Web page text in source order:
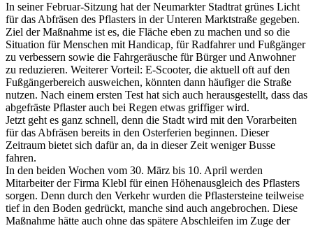
In seiner Februar-Sitzung hat der Neumarkter Stadtrat grünes Licht
für das Abfräsen des Pflasters in der Unteren Marktstraße gegeben.
Ziel der Maßnahme ist es, die Fläche eben zu machen und so die
Situation für Menschen mit Handicap, für Radfahrer und Fußgänger
zu verbessern sowie die Fahrgeräusche für Bürger und Anwohner
zu reduzieren. Weiterer Vorteil: E-Scooter, die aktuell oft auf den
Fußgängerbereich ausweichen, könnten dann häufiger die Straße
nutzen. Nach einem ersten Test hat sich auch herausgestellt, dass das
abgefräste Pflaster auch bei Regen etwas griffiger wird.
Jetzt geht es ganz schnell, denn die Stadt wird mit den Vorarbeiten
für das Abfräsen bereits in den Osterferien beginnen. Dieser
Zeitraum bietet sich dafür an, da in dieser Zeit weniger Busse
fahren.
In den beiden Wochen vom 30. März bis 10. April werden
Mitarbeiter der Firma Klebl für einen Höhenausgleich des Pflasters
sorgen. Denn durch den Verkehr wurden die Pflastersteine teilweise
tief in den Boden gedrückt, manche sind auch angebrochen. Diese
Maßnahme hätte auch ohne das spätere Abschleifen im Zuge der